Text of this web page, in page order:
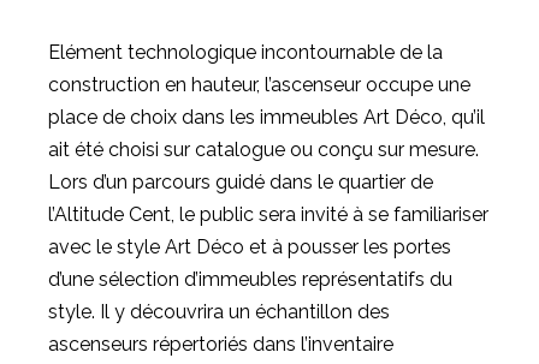
Elément technologique incontournable de la
construction en hauteur, l’ascenseur occupe une
place de choix dans les immeubles Art Déco, qu’il
ait été choisi sur catalogue ou conçu sur mesure.
Lors d’un parcours guidé dans le quartier de
l’Altitude Cent, le public sera invité à se familiariser
avec le style Art Déco et à pousser les portes
d’une sélection d’immeubles représentatifs du
style. Il y découvrira un échantillon des
ascenseurs répertoriés dans l’inventaire